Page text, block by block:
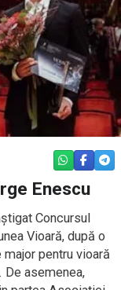
WHATSAPP
Enescu
Concursul
Vioară, după o
pentru vioară
De asemenea,